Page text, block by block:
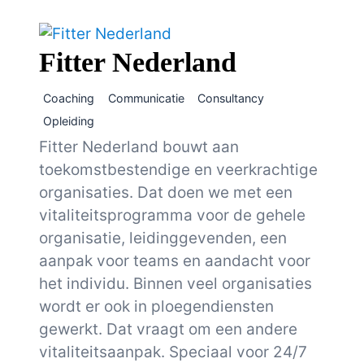
Fitter Nederland
Coaching Communicatie
Consultancy
Opleiding
Fitter Nederland bouwt aan
toekomstbestendige en veerkrachtige
organisaties. Dat doen we met een
vitaliteitsprogramma voor de gehele
organisatie, leidinggevenden, een
aanpak voor teams en aandacht voor
het individu. Binnen veel organisaties
wordt er ook in ploegendiensten
gewerkt. Dat vraagt om een andere
vitaliteitsaanpak. Speciaal voor 24/7